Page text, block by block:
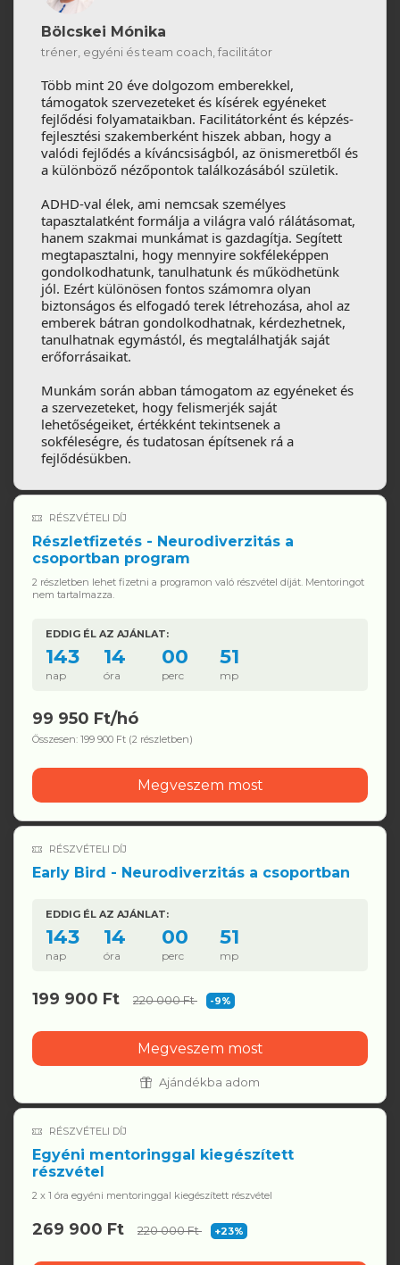
Bölcskei Mónika
tréner, egyéni és team coach, facilitátor
Több mint 20 éve dolgozom emberekkel,
támogatok szervezeteket és kísérek egyéneket
fejlődési folyamataikban. Facilitátorként és képzés-
fejlesztési szakemberként hiszek abban, hogy a
valódi fejlődés a kíváncsiságból, az önismeretből és
a különböző nézőpontok találkozásából születik.
ADHD-val élek, ami nemcsak személyes
tapasztalatként formálja a világra való rálátásomat,
hanem szakmai munkámat is gazdagítja. Segített
megtapasztalni, hogy mennyire sokféleképpen
gondolkodhatunk, tanulhatunk és működhetünk
jól. Ezért különösen fontos számomra olyan
biztonságos és elfogadó terek létrehozása, ahol az
emberek bátran gondolkodhatnak, kérdezhetnek,
tanulhatnak egymástól, és megtalálhatják saját
erőforrásaikat.
Munkám során abban támogatom az egyéneket és
a szervezeteket, hogy felismerjék saját
lehetőségeiket, értékként tekintsenek a
sokféleségre, és tudatosan építsenek rá a
fejlődésükben.
RÉSZVÉTELI DÍJ
Részletfizetés - Neurodiverzitás a
csoportban program
2 részletben lehet fizetni a programon való részvétel díját. Mentoringot
nem tartalmazza.
EDDIG ÉL AZ AJÁNLAT:
143 14 00 51
nap óra perc mp
99 950 Ft/hó
Összesen: 199 900 Ft (2 részletben)
Megveszem most
RÉSZVÉTELI DÍJ
Early Bird - Neurodiverzitás a csoportban
EDDIG ÉL AZ AJÁNLAT:
143 14 00 51
nap óra perc mp
199 900 Ft 220 000 Ft -9%
Megveszem most
Ajándékba adom
RÉSZVÉTELI DÍJ
Egyéni mentoringgal kiegészített
részvétel
2 x 1 óra egyéni mentoringgal kiegészített részvétel
269 900 Ft 220 000 Ft +23%